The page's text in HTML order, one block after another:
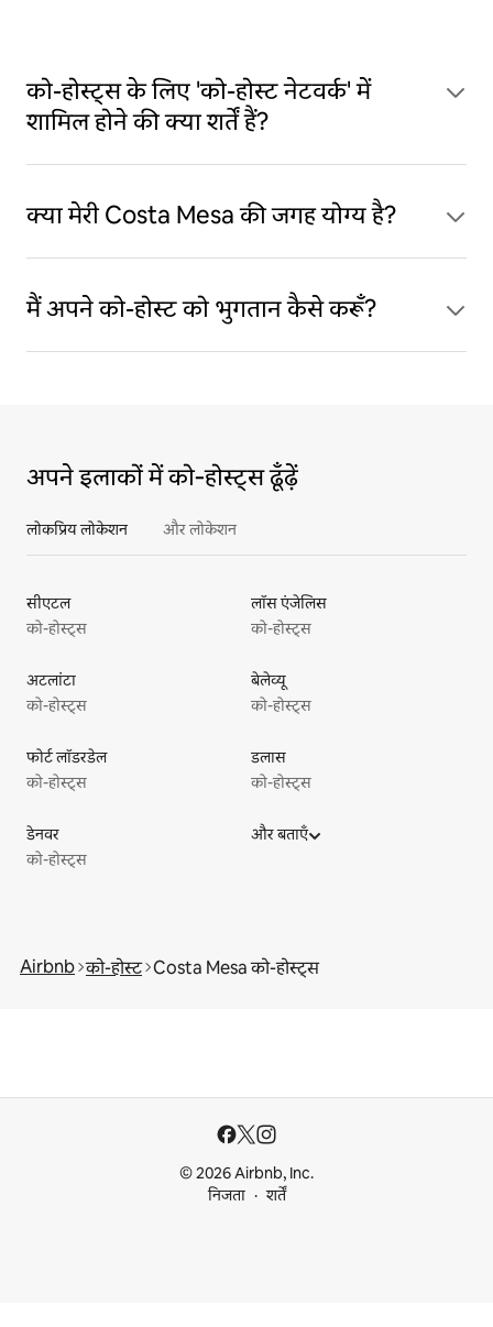
को-होस्ट्स के लिए 'को-होस्ट नेटवर्क' में
शामिल होने की क्या शर्तें हैं?
क्या मेरी Costa Mesa की जगह योग्य है?
मैं अपने को-होस्ट को भुगतान कैसे करूँ?
अपने इलाकों में को‑होस्ट्स ढूँढ़ें
लोकप्रिय लोकेशन और लोकेशन
सीएटल
को-होस्ट्स
लॉस एंजेलिस
को-होस्ट्स
अटलांटा
को-होस्ट्स
बेलेव्यू
को-होस्ट्स
फोर्ट लॉडरडेल
को-होस्ट्स
डलास
को-होस्ट्स
डेनवर
को-होस्ट्स
और बताएँ
Airbnb को-होस्ट Costa Mesa को-होस्ट्स
© 2026 Airbnb, Inc.
निजता
शर्तें